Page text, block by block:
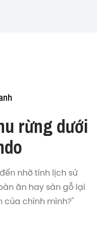
rừng dưới
nhờ tính lịch sử
ăn hay sàn gỗ lại
của chính mình?"